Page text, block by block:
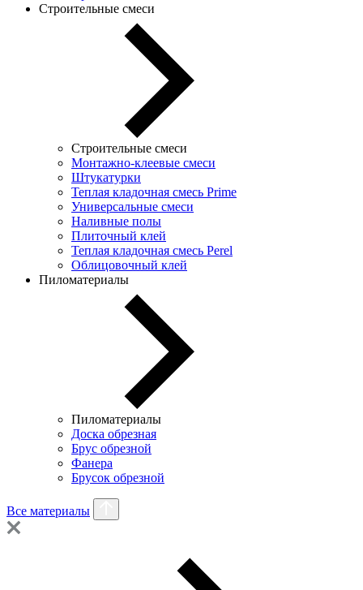
Строительные смеси
Строительные смеси
Монтажно-клеевые смеси
Штукатурки
Теплая кладочная смесь Prime
Универсальные смеси
Наливные полы
Плиточный клей
Теплая кладочная смесь Perel
Облицовочный клей
Пиломатериалы
Пиломатериалы
Доска обрезная
Брус обрезной
Фанера
Брусок обрезной
Все материалы